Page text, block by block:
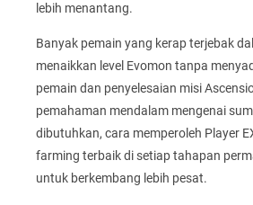
lebih menantang.
Banyak pemain yang kerap terjebak
menaikkan level Evomon tanpa
pemain dan penyelesaian misi
pemahaman mendalam mengenai
dibutuhkan, cara memperoleh Player
farming terbaik di setiap tahapan
untuk berkembang lebih pesat.